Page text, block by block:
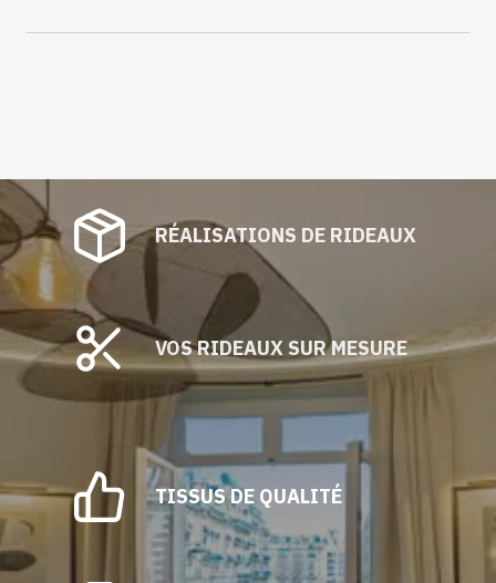
0
RÉALISATIONS DE RIDEAUX
VOS RIDEAUX SUR MESURE
TISSUS DE QUALITÉ